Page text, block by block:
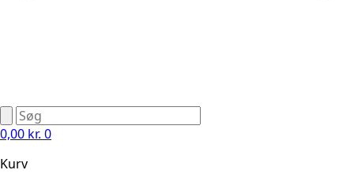
0,00 kr. 0
Kurv